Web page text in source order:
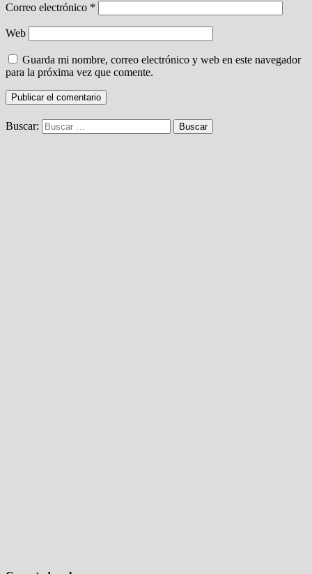
Correo electrónico *
Web
Guarda mi nombre, correo electrónico y web en este navegador
para la próxima vez que comente.
Buscar: